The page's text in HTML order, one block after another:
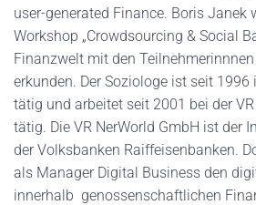
user-generated Finance. Boris Janek
Workshop „Crowdsourcing & Social
Finanzwelt mit den
erkunden. Der Soziologe ist seit 1996
tätig und arbeitet seit 2001 bei der
tätig. Die VR NerWorld GmbH ist der
der Volksbanken Raiffeisenbanken.
als Manager Digital Business den
innerhalb genossenschaftlichen